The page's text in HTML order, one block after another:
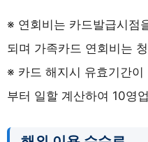
※ 연회비는 카드발급시점
되며 가족카드 연회비는
※ 카드 해지시 유효기간
부터 일할 계산하여 10영